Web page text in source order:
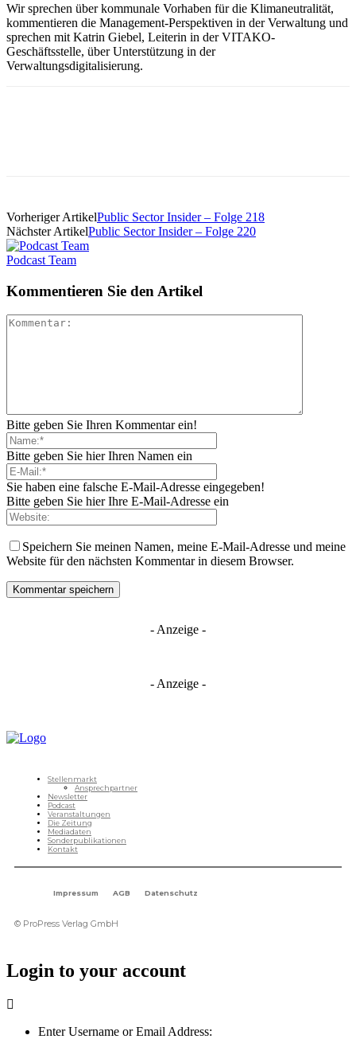
Wir sprechen über kommunale Vorhaben für die Klimaneutralität,
kommentieren die Management-Perspektiven in der Verwaltung und
sprechen mit Katrin Giebel, Leiterin in der VITAKO-
Geschäftsstelle, über Unterstützung in der
Verwaltungsdigitalisierung.
Vorheriger ArtikelPublic Sector Insider – Folge 218
Nächster ArtikelPublic Sector Insider – Folge 220
Podcast Team
Kommentieren Sie den Artikel
Bitte geben Sie Ihren Kommentar ein!
Bitte geben Sie hier Ihren Namen ein
Sie haben eine falsche E-Mail-Adresse eingegeben!
Bitte geben Sie hier Ihre E-Mail-Adresse ein
Speichern Sie meinen Namen, meine E-Mail-Adresse und meine
Website für den nächsten Kommentar in diesem Browser.
- Anzeige -
- Anzeige -
Stellenmarkt
Ansprechpartner
Newsletter
Podcast
Veranstaltungen
Die Zeitung
Mediadaten
Sonderpublikationen
Kontakt
Impressum AGB Datenschutz
© ProPress Verlag GmbH
Login to your account
Enter Username or Email Address: